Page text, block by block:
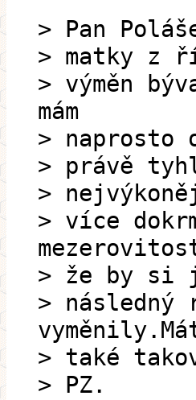
> Pan
> matky z
> výměn
mám
> naprosto
> právě
>
> více
> že by si
> následný
> také
> PZ.